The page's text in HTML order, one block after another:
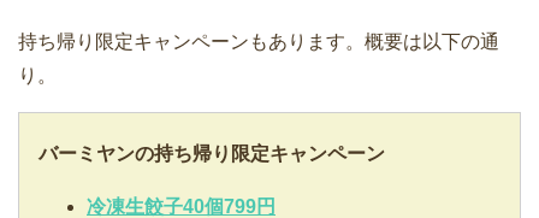
持ち帰り限定キャンペーンもあります。概要は以下の通
り。
バーミヤンの持ち帰り限定キャンペーン
冷凍生餃子40個799円